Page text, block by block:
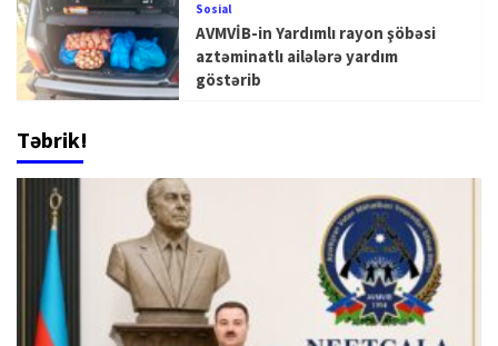
Sosial
AVMVİB-in Yardımlı rayon şöbəsi
aztəminatlı ailələrə yardım
göstərib
Təbrik!